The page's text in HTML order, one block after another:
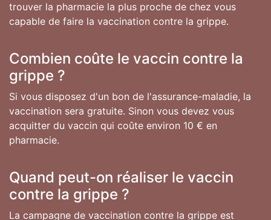
trouver la pharmacie la plus proche de chez vous
capable de faire la vaccination contre la grippe.
Combien coûte le vaccin contre la
grippe ?
Si vous disposez d'un bon de l'assurance-maladie, la
vaccination sera gratuite. Sinon vous devez vous
acquitter du vaccin qui coûte environ 10 € en
pharmacie.
Quand peut-on réaliser le vaccin
contre la grippe ?
La campagne de vaccination contre la grippe est